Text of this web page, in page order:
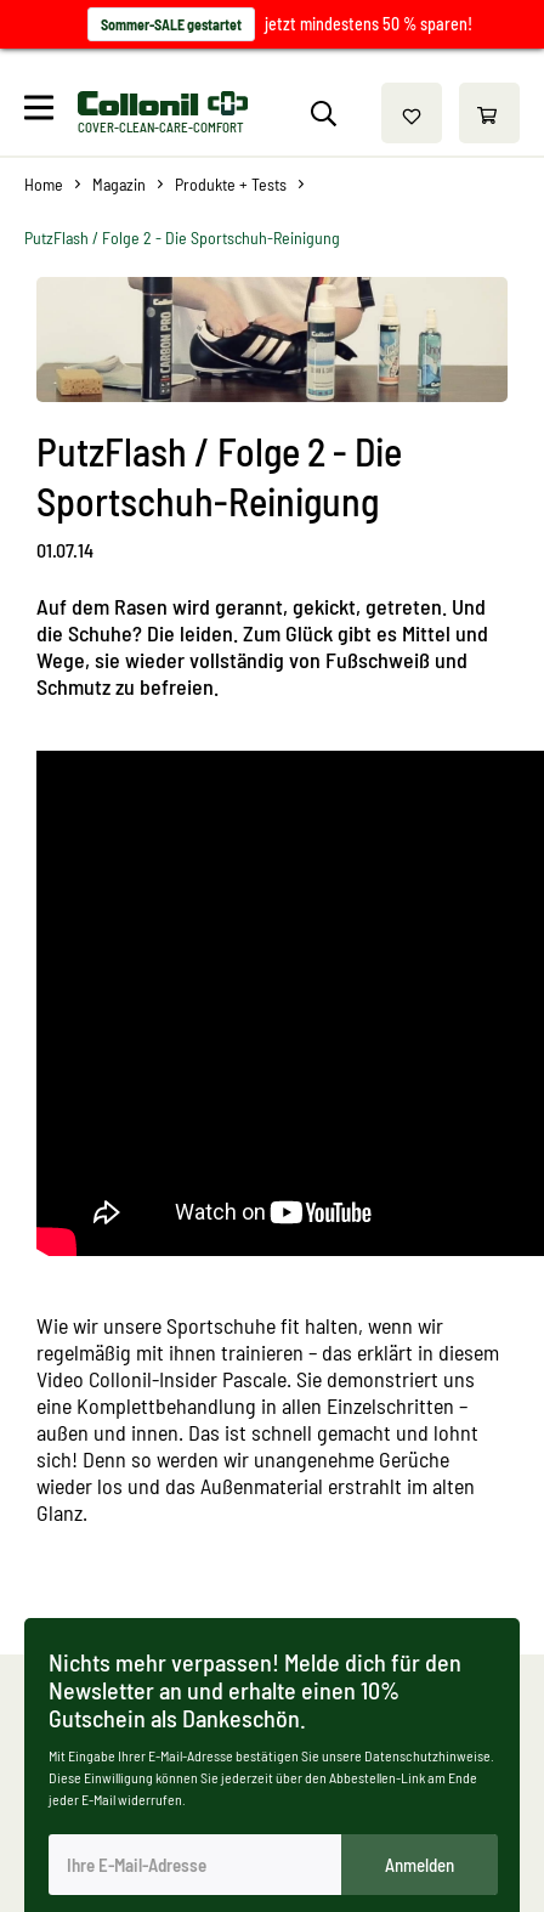
Sommer-SALE gestartet jetzt mindestens 50 % sparen!
COVER-CLEAN-CARE-COMFORT
Home Magazin Produkte + Tests
PutzFlash / Folge 2 - Die Sportschuh-Reinigung
PutzFlash / Folge 2 - Die
Sportschuh-Reinigung
01.07.14
Auf dem Rasen wird gerannt, gekickt, getreten. Und
die Schuhe? Die leiden. Zum Glück gibt es Mittel und
Wege, sie wieder vollständig von Fußschweiß und
Schmutz zu befreien.
Wie wir unsere Sportschuhe fit halten, wenn wir
regelmäßig mit ihnen trainieren – das erklärt in diesem
Video Collonil-Insider Pascale. Sie demonstriert uns
eine Komplettbehandlung in allen Einzelschritten –
außen und innen. Das ist schnell gemacht und lohnt
sich! Denn so werden wir unangenehme Gerüche
wieder los und das Außenmaterial erstrahlt im alten
Glanz.
Nichts mehr verpassen! Melde dich für den
Newsletter an und erhalte einen 10%
Gutschein als Dankeschön.
Mit Eingabe Ihrer E-Mail-Adresse bestätigen Sie unsere Datenschutzhinweise.
Diese Einwilligung können Sie jederzeit über den Abbestellen-Link am Ende
jeder E-Mail widerrufen.
Anmelden